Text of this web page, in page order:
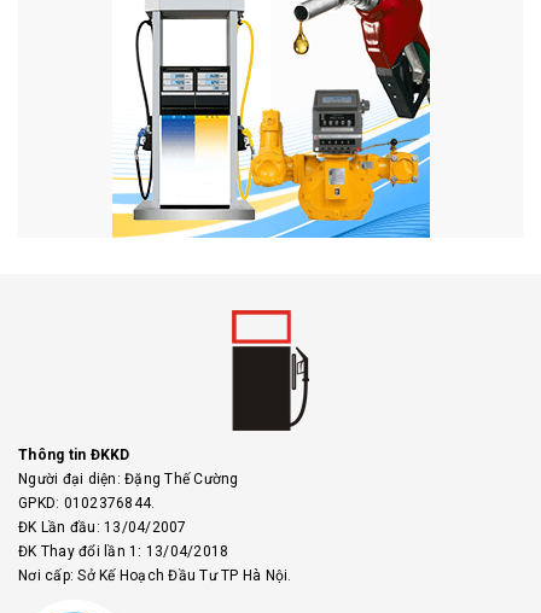
Thông tin ĐKKD
Người đại diện: Đặng Thế Cường
GPKD: 0102376844.
ĐK Lần đầu: 13/04/2007
ĐK Thay đổi lần 1: 13/04/2018
Nơi cấp: Sở Kế Hoạch Đầu Tư TP Hà Nội.